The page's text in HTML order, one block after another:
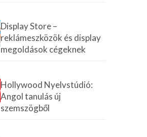
Display Store –
reklámeszközök és display
megoldások cégeknek
Hollywood Nyelvstúdió:
Angol tanulás új
szemszögből